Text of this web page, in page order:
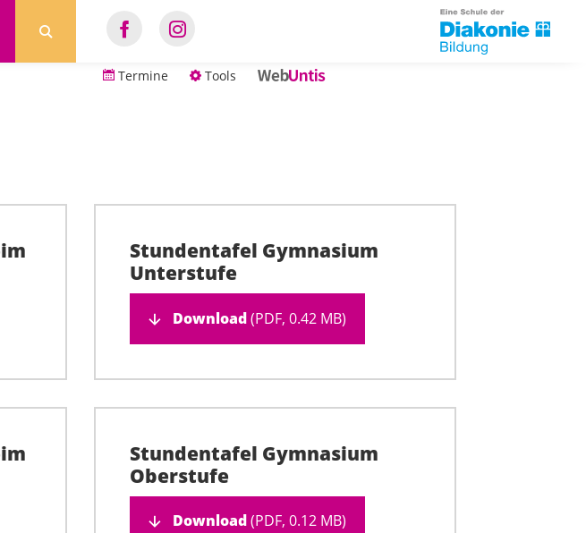
Termine
Tools
Stundentafel Gymnasium
Unterstufe
Download (PDF, 0.42 MB)
Stundentafel Gymnasium
Oberstufe
Download (PDF, 0.12 MB)